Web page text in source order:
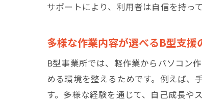
サポートにより、利用者は自信を持っ
多様な作業内容が選べるB型支援
B型事業所では、軽作業からパソコン
める環境を整えるためです。例えば、
す。多様な経験を通じて、自己成長や